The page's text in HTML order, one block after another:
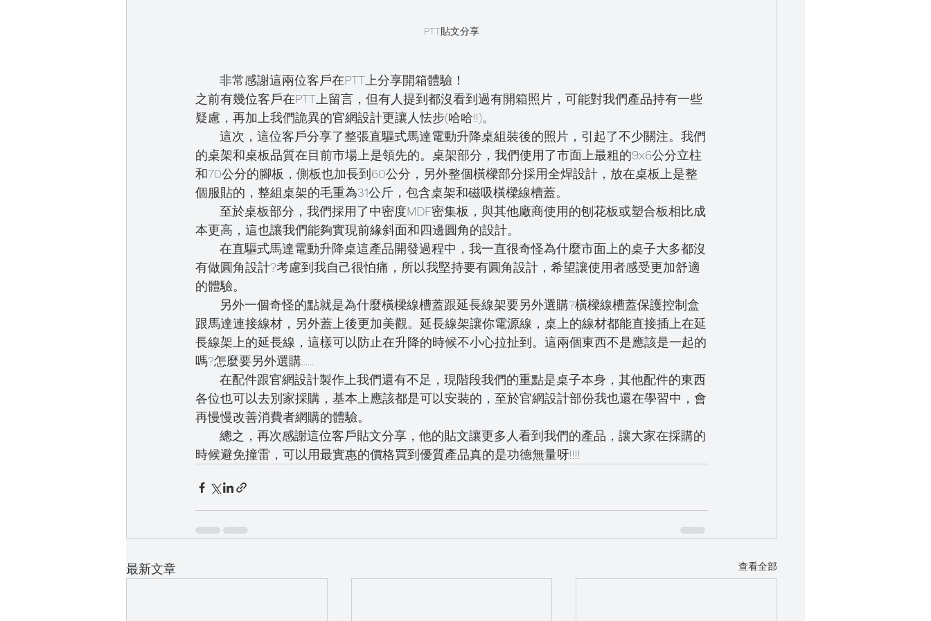
PTT貼文分享
       非常感謝這兩位客戶在PTT上分享開箱體驗！
之前有幾位客戶在PTT上留言，但有人提到都沒看到過有開箱照片，可能對我們產品持有一些
疑慮，再加上我們詭異的官網設計更讓人怯步(哈哈!!)。
這次，這位客戶分享了整張直驅式馬達電動升降桌組裝後的照片，引起了不少關注。我們
的桌架和桌板品質在目前市場上是領先的。桌架部分，我們使用了市面上最粗的9x6公分立柱
和70公分的腳板，側板也加長到60公分，另外整個橫樑部分採用全焊設計，放在桌板上是整
個服貼的，整組桌架的毛重為31公斤，包含桌架和磁吸橫樑線槽蓋。
至於桌板部分，我們採用了中密度MDF密集板，與其他廠商使用的刨花板或塑合板相比成
本更高，這也讓我們能夠實現前緣斜面和四邊圓角的設計。
有做圓角設計?考慮到我自己很怕痛，所以我堅持要有圓角設計，希望讓使用者感受更加舒適
的體驗。
另外一個奇怪的點就是為什麼橫樑線槽蓋跟延長線架要另外選購?橫樑線槽蓋保護控制盒
跟馬達連接線材，另外蓋上後更加美觀。延長線架讓你電源線，桌上的線材都能直接插上在延
長線架上的延長線，這樣可以防止在升降的時候不小心拉扯到。這兩個東西不是應該是一起的
嗎?怎麼要另外選購......
在配件跟官網設計製作上我們還有不足，現階段我們的重點是桌子本身，其他配件的東西
各位也可以去別家採購，基本上應該都是可以安裝的，至於官網設計部份我也還在學習中，會
再慢慢改善消費者網購的體驗。
總之，再次感謝這位客戶貼文分享，他的貼文讓更多人看到我們的產品，讓大家在採購的
時候避免撞雷，可以用最實惠的價格買到優質產品真的是功德無量呀!!!!
最新文章 查看全部